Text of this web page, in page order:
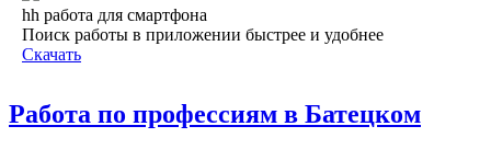
hh работа для смартфона
Поиск работы в приложении быстрее и удобнее
Скачать
Работа по профессиям в Батецком